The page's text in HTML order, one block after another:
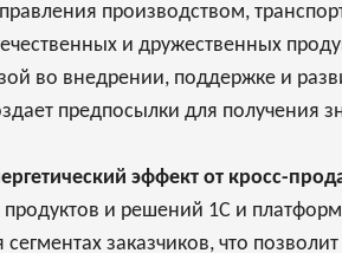
производством,
и дружественных
во внедрении, поддержке и
предпосылки для получения
эффект от кросс-
продуктов и решений 1С и
заказчиков, что